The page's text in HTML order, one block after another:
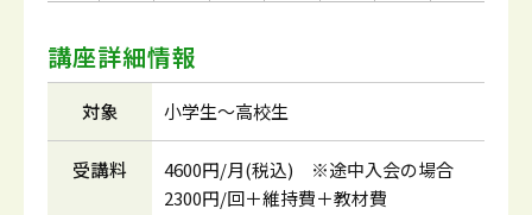
講座詳細情報
対象 小学生～高校生
受講料
4600円/月(税込) ※途中入会の場合
2300円/回＋維持費＋教材費